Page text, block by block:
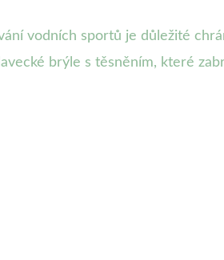
vodních sportů je důležité
brýle s těsněním, které